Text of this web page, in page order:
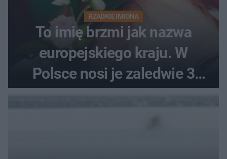
RZADKIE IMIONA
To imię brzmi jak nazwa
europejskiego kraju. W
Polsce nosi je zaledwie 3
kobiety